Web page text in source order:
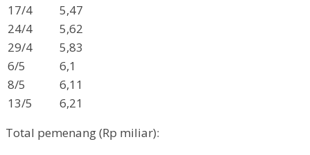
17/4
5,47
24/4
5,62
29/4
5,83
6/5
6,1
8/5
6,11
13/5
6,21
Total pemenang (Rp miliar):